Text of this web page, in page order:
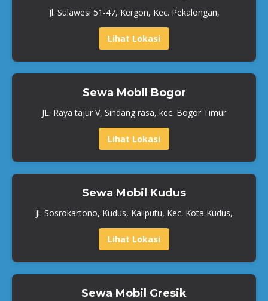
Jl. Sulawesi 51-47, Kergon, Kec. Pekalongan,
Lihat Lokasi
Sewa Mobil Bogor
JL. Raya tajur V, Sindang rasa, kec. Bogor Timur
Lihat Lokasi
Sewa Mobil Kudus
Jl. Sosrokartono, Kudus, Kaliputu, Kec. Kota Kudus,
Lihat Lokasi
Sewa Mobil Gresik